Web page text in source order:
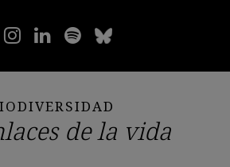
de la vida